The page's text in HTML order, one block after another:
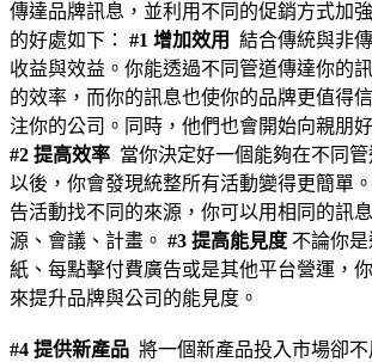
傳達品牌訊息，並利用不同的促銷方式加
的好處如下： #1 增加效用
結合傳統與非
收益與效益。你能透過不同管道傳達你的
的效率，而你的訊息也使你的品牌更值得
注你的公司。同時，他們也會開始向親朋
#2 提高效率 當你決定好一個能夠在不同
以後，你會發現統整所有活動變得更簡單
告活動找不同的來源，你可以用相同的訊
源、會議、計畫。 #3 提高能見度 不論你
紙、每點擊付費廣告或是其他平台營運，
來提升品牌與公司的能見度。
#4 提供新產品 將一個新產品投入市場卻